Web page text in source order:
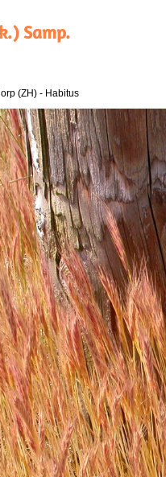
Samp.
(ZH) - Habitus